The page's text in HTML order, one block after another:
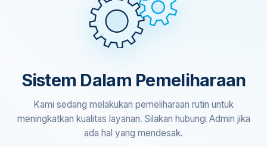
Sistem Dalam Pemeliharaan
Kami sedang melakukan pemeliharaan rutin untuk
meningkatkan kualitas layanan. Silakan hubungi Admin jika
ada hal yang mendesak.